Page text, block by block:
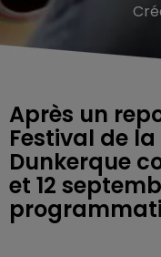
Après un
Festival de
Dunkerque
et 12